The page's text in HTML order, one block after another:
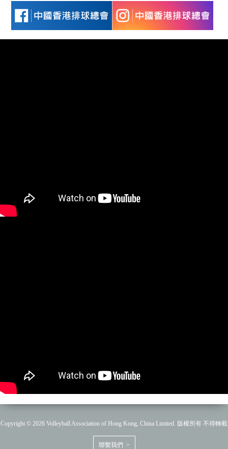
Copyright © 2026 Volleyball Association of Hong Kong, China Limited. 版權所有 不得轉載
聯繫我們 >